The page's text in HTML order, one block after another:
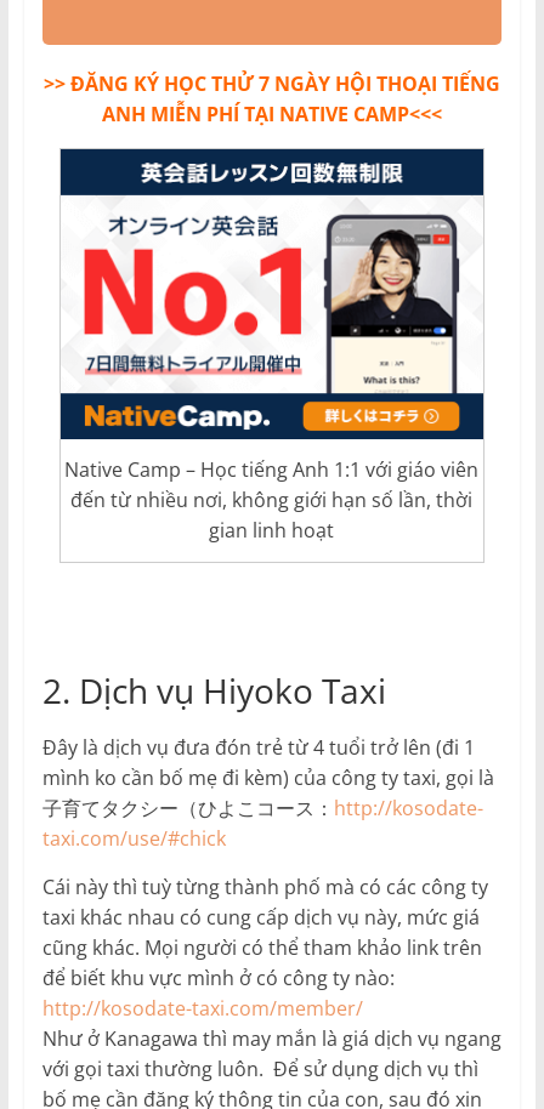
>> ĐĂNG KÝ HỌC THỬ 7 NGÀY HỘI THOẠI TIẾNG
ANH MIỄN PHÍ TẠI NATIVE CAMP<<<
Native Camp – Học tiếng Anh 1:1 với giáo viên
đến từ nhiều nơi, không giới hạn số lần, thời
gian linh hoạt
2. Dịch vụ Hiyoko Taxi
Đây là dịch vụ đưa đón trẻ từ 4 tuổi trở lên (đi 1
mình ko cần bố mẹ đi kèm) của công ty taxi, gọi là
子育てタクシー（ひよこコース： http://kosodate-
taxi.com/use/#chick
Cái này thì tuỳ từng thành phố mà có các công ty
taxi khác nhau có cung cấp dịch vụ này, mức giá
cũng khác. Mọi người có thể tham khảo link trên
để biết khu vực mình ở có công ty nào:
http://kosodate-taxi.com/member/
Như ở Kanagawa thì may mắn là giá dịch vụ ngang
với gọi taxi thường luôn. Để sử dụng dịch vụ thì
bố mẹ cần đăng ký thông tin của con, sau đó xin